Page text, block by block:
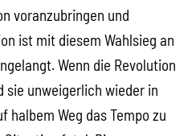
voranzubringen und
ist mit diesem Wahlsieg an
Wenn die Revolution
unweigerlich wieder in
halbem Weg das Tempo zu